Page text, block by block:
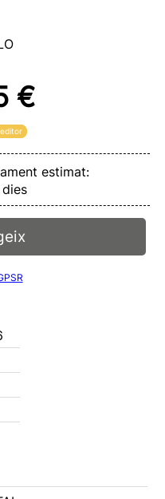
€
estimat: